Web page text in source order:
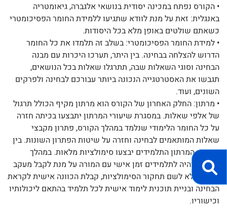
• הקורס נפתח במכינה יסודית בנושאי אלגברה, גיאומטריה
באנגלית: זאת על מנת לוודא שתגיעו ללמידת החומר הפסיכומטרי
כשאתם שולטים באופן מלא בכל היסודות.
• למידת החומר הפסיכומטרי: בשלב זה תלמדו את כל החומר
הדרוש להצלחה בבחינה. בין היתר, תערכו היכרות עם מבנה
הבחינה וסוגי השאלות שבה, תתרגלו שאלות בכל הנושאים,
תגבשו את האסטרטגייה הנכונה ביותר עבורכם לבחינה ולפרקים
השונים, ועוד.
• מרתון: החלק האחרון של הקורס הוא מרתון מקיף הכולל תרגול
של אלפי שאלות. במסגרת שיעורי המרתון יתבצעו בכיתה חזרה
על כל החומר הלימודי שנלמד במהלך הקורס, פתרון מקבצי
שאלות המותאמים לבחינה וחזרה על שיטות הפתרון השונות. בין
שיעורי המרתון התלמידים יבצעו סימולציות מלאות. במהלך
המרתון יהיה לתלמידים זמן אישי עם המורה על מנת לקבל מעקב
צמוד ומלא לשם תחקור הסימולציות, קבלת הכוונה אישית לקראת
הבחינה ובניית תוכנית לימוד אישית לכל תלמיד בהתאם ליכולותיו
וכישוריו.